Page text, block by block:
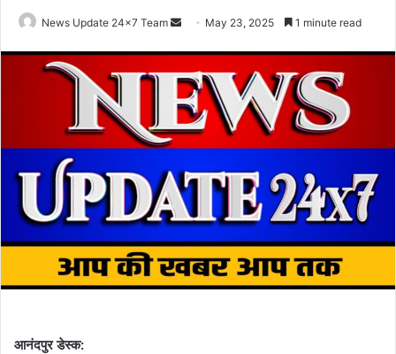
News Update 24x7 Team
Send May 23, 2025 1 minute read
आनंदपुर डेस्क: